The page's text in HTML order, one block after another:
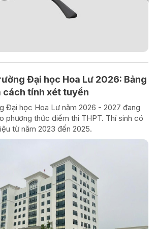
Đại học Hoa Lư 2026: Bảng
cách tính xét tuyển
Đại học Hoa Lư năm 2026 - 2027 đang
phương thức điểm thi THPT. Thí sinh có
từ năm 2023 đến 2025.